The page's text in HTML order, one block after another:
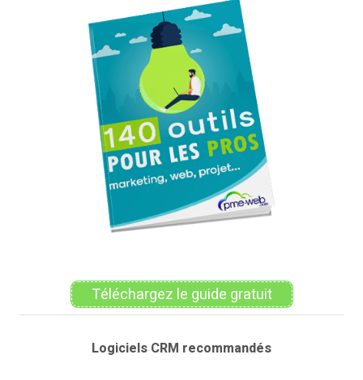
Téléchargez le guide gratuit
Logiciels CRM recommandés